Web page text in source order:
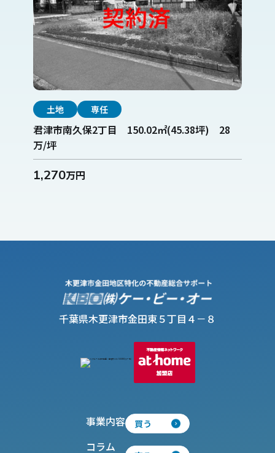
土地 専任
君津市南久保2丁目 150.02㎡(45.38坪) 28
万/坪
1,270万円
千葉県木更津市金田東５丁目４－８
事業内容
コラム
買う